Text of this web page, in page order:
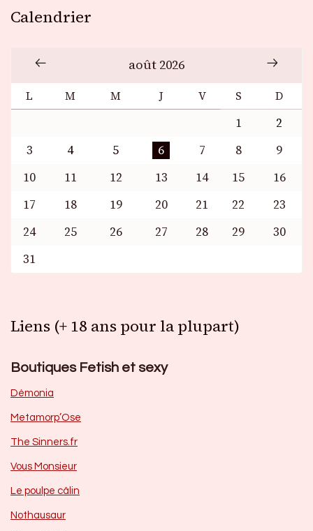
Calendrier
août 2026
L M M J V S D
1
2
3
4 5 6 7 8
9
10
11 12 13 14 15
16
17
18 19 20 21 22
23
24
25 26 27 28 29
30
31
Liens (+ 18 ans pour la plupart)
Boutiques Fetish et sexy
Dèmonia
Metamorp’Ose
The Sinners.fr
Vous Monsieur
Le poulpe câlin
Nothausaur